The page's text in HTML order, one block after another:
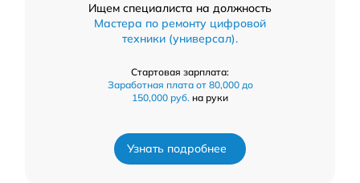
Ищем специалиста на должность
Мастера по ремонту цифровой
техники (универсал).
Стартовая зарплата:
Заработная плата от 80,000 до
150,000 руб. на руки
Узнать подробнее